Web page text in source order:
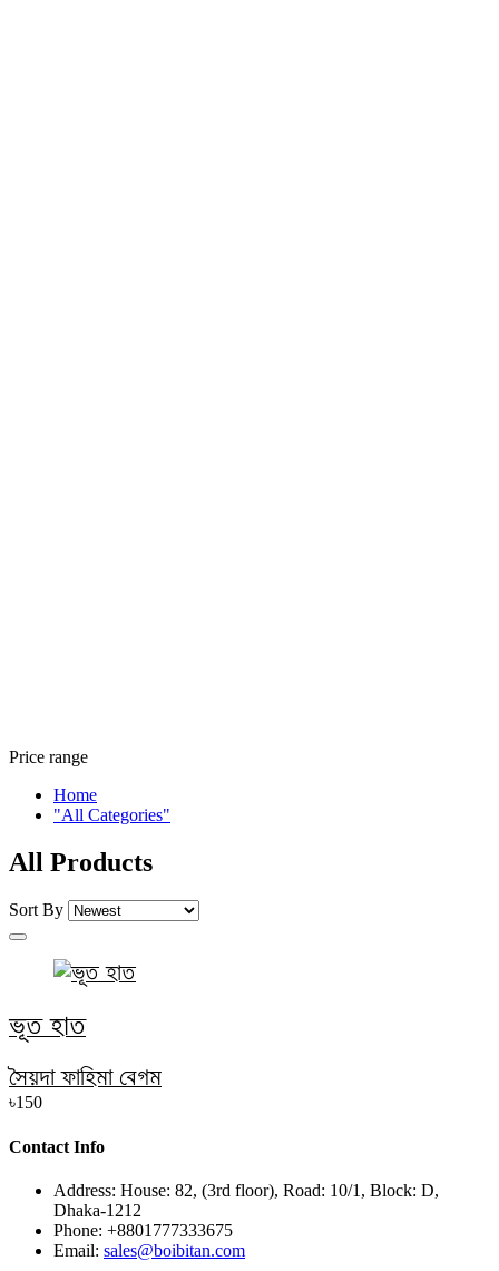
Price range
Home
"All Categories"
All Products
Sort By
ভূত হাত
সৈয়দা ফাহিমা বেগম
৳150
Contact Info
Address: House: 82, (3rd floor), Road: 10/1, Block: D,
Dhaka-1212
Phone: +8801777333675
Email: sales@boibitan.com